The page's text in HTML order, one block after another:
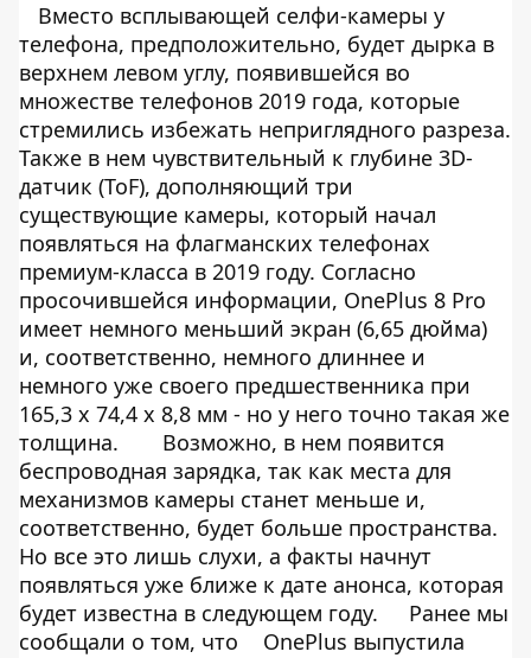
Вместо всплывающей селфи-камеры у
телефона, предположительно, будет дырка в
верхнем левом углу, появившейся во
множестве телефонов 2019 года, которые
стремились избежать неприглядного разреза.
Также в нем чувствительный к глубине 3D-
датчик (ToF), дополняющий три
существующие камеры, который начал
появляться на флагманских телефонах
премиум-класса в 2019 году. Согласно
просочившейся информации, OnePlus 8 Pro
имеет немного меньший экран (6,65 дюйма)
и, соответственно, немного длиннее и
немного уже своего предшественника при
165,3 x 74,4 x 8,8 мм - но у него точно такая же
толщина.
Возможно, в нем появится
беспроводная зарядка, так как места для
механизмов камеры станет меньше и,
соответственно, будет больше пространства.
Но все это лишь слухи, а факты начнут
появляться уже ближе к дате анонса, которая
будет известна в следующем году.
Ранее мы
сообщали о том, что
OnePlus выпустила